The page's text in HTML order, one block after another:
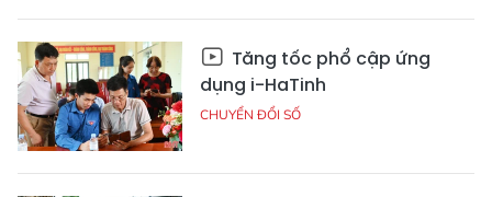
Tăng tốc phổ cập ứng
dụng i-HaTinh
CHUYỂN ĐỔI SỐ